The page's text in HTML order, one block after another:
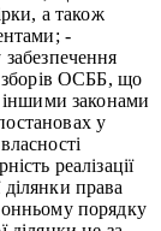
а також
-
зборів ОСББ, що
законами
у
реалізації
права
порядку